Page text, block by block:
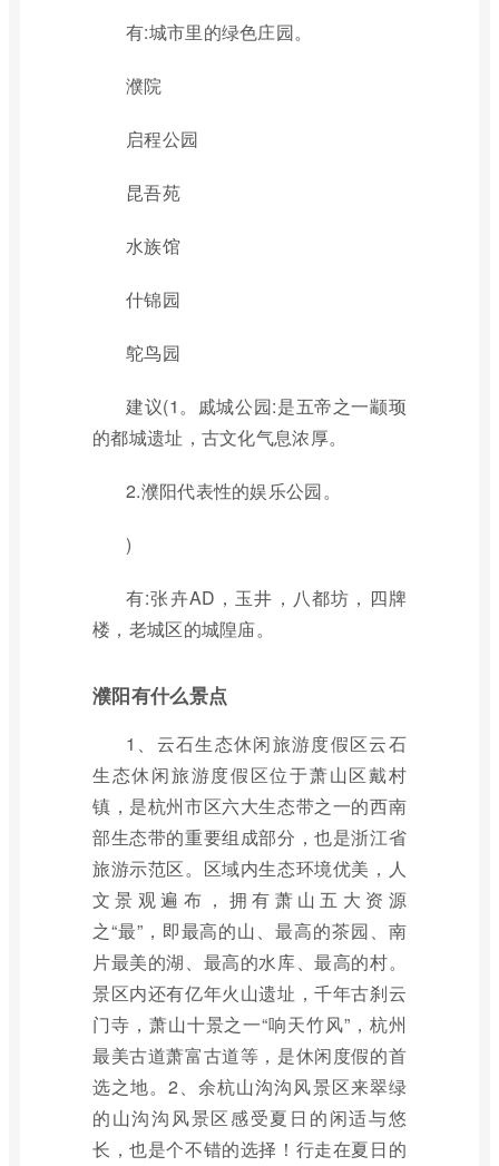
有:城市里的绿色庄园。
濮院
启程公园
昆吾苑
水族馆
什锦园
鸵鸟园
建议(1。戚城公园:是五帝之一颛顼
的都城遗址，古文化气息浓厚。
2.濮阳代表性的娱乐公园。
)
有:张卉AD，玉井，八都坊，四牌
楼，老城区的城隍庙。
濮阳有什么景点
1、云石生态休闲旅游度假区云石
生态休闲旅游度假区位于萧山区戴村
镇，是杭州市区六大生态带之一的西南
部生态带的重要组成部分，也是浙江省
旅游示范区。区域内生态环境优美，人
文景观遍布，拥有萧山五大资源
之“最”，即最高的山、最高的茶园、南
片最美的湖、最高的水库、最高的村。
景区内还有亿年火山遗址，千年古刹云
门寺，萧山十景之一“响天竹风”，杭州
最美古道萧富古道等，是休闲度假的首
选之地。2、余杭山沟沟风景区来翠绿
的山沟沟风景区感受夏日的闲适与悠
长，也是个不错的选择！行走在夏日的